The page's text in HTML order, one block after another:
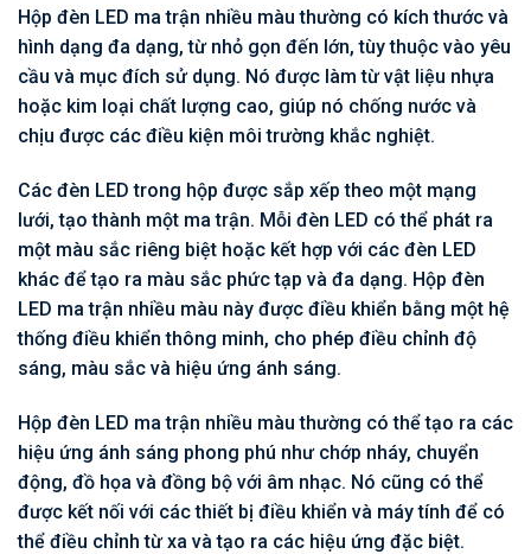
Hộp đèn LED ma trận nhiều màu thường có kích thước và
hình dạng đa dạng, từ nhỏ gọn đến lớn, tùy thuộc vào yêu
cầu và mục đích sử dụng. Nó được làm từ vật liệu nhựa
hoặc kim loại chất lượng cao, giúp nó chống nước và
chịu được các điều kiện môi trường khắc nghiệt.
Các đèn LED trong hộp được sắp xếp theo một mạng
lưới, tạo thành một ma trận. Mỗi đèn LED có thể phát ra
một màu sắc riêng biệt hoặc kết hợp với các đèn LED
khác để tạo ra màu sắc phức tạp và đa dạng. Hộp đèn
LED ma trận nhiều màu này được điều khiển bằng một hệ
thống điều khiển thông minh, cho phép điều chỉnh độ
sáng, màu sắc và hiệu ứng ánh sáng.
Hộp đèn LED ma trận nhiều màu thường có thể tạo ra các
hiệu ứng ánh sáng phong phú như chớp nháy, chuyển
động, đồ họa và đồng bộ với âm nhạc. Nó cũng có thể
được kết nối với các thiết bị điều khiển và máy tính để có
thể điều chỉnh từ xa và tạo ra các hiệu ứng đặc biệt.